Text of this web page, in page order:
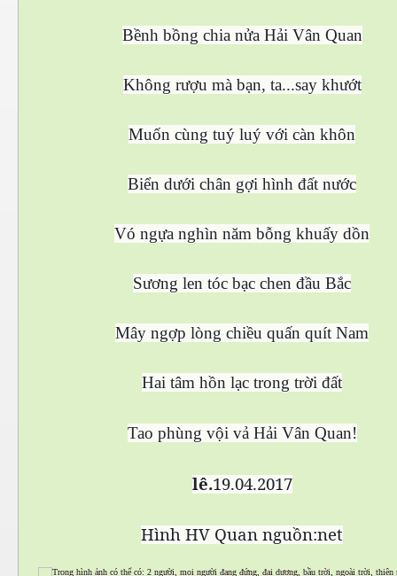
Bềnh bồng chia nửa Hải Vân Quan
Không rượu mà bạn, ta...say khướt
Muốn cùng tuý luý với càn khôn
Biển dưới chân gợi hình đất nước
Vó ngựa nghìn năm bỗng khuấy dồn
Sương len tóc bạc chen đầu Bắc
Mây ngợp lòng chiều quấn quít Nam
Hai tâm hồn lạc trong trời đất
Tao phùng vội vả Hải Vân Quan!
lê.19.04.2017
Hình HV Quan nguồn:net